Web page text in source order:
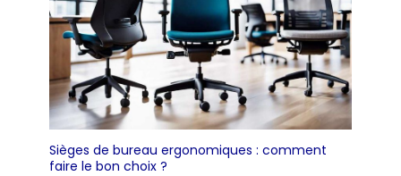
Sièges de bureau ergonomiques : comment
faire le bon choix ?